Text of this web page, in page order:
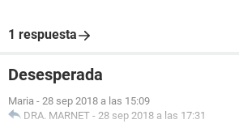
1 respuesta
Desesperada
Maria - 28 sep 2018 a las 15:09
DRA. MARNET - 28 sep 2018 a las 17:31